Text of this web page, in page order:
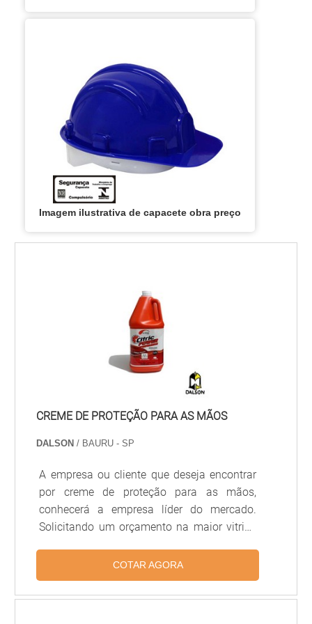
Imagem ilustrativa de capacete obra preço
CREME DE PROTEÇÃO PARA AS MÃOS
DALSON / BAURU - SP
A empresa ou cliente que deseja encontrar
por creme de proteção para as mãos,
conhecerá a empresa líder do mercado.
Solicitando um orçamento na maior vitrine
qualidade.É importante lembrar que o
produto deve sempre ser adquirido com
empresas especializadas no segmento.
COTAR AGORA